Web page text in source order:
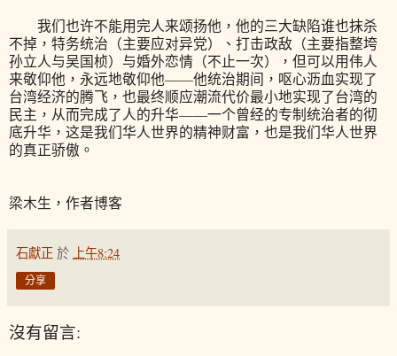
我们也许不能用完人来颂扬他，他的三大缺陷谁也抹杀
不掉，特务统治（主要应对异党）、打击政敌（主要指整垮
孙立人与吴国桢）与婚外恋情（不止一次），但可以用伟人
来敬仰他，永远地敬仰他——他统治期间，呕心沥血实现了
台湾经济的腾飞，也最终顺应潮流代价最小地实现了台湾的
民主，从而完成了人的升华——一个曾经的专制统治者的彻
底升华，这是我们华人世界的精神财富，也是我们华人世界
的真正骄傲。
梁木生，作者博客
石獻正 於 上午8:24
分享
沒有留言: